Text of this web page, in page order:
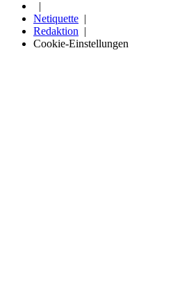
Netiquette
Redaktion
Cookie-Einstellungen